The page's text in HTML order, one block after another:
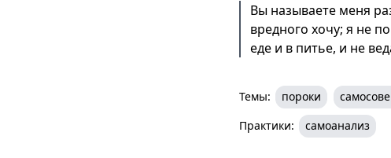
Вы называете меня
вредного хочу; я не
еде и в питье, и не
Темы: пороки
Практики:
самоанализ